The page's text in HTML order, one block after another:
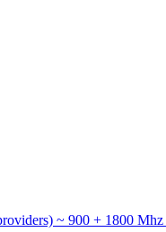
~ 900 + 1800 Mhz